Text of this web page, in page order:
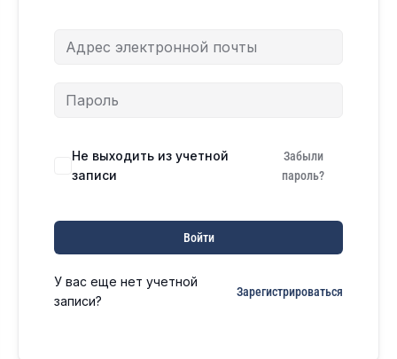
Не выходить из учетной
записи
Забыли
пароль?
Войти
У вас еще нет учетной
записи?
Зарегистрироваться